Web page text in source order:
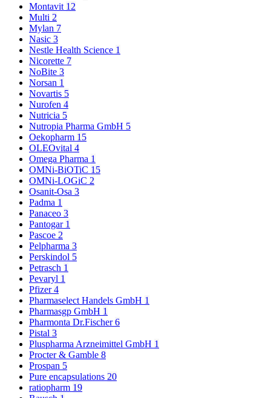
Montavit 12
Multi 2
Mylan 7
Nasic 3
Nestle Health Science 1
Nicorette 7
NoBite 3
Norsan 1
Novartis 5
Nurofen 4
Nutricia 5
Nutropia Pharma GmbH 5
Oekopharm 15
OLEOvital 4
Omega Pharma 1
OMNi-BiOTiC 15
OMNi-LOGiC 2
Osanit-Osa 3
Padma 1
Panaceo 3
Pantogar 1
Pascoe 2
Pelpharma 3
Perskindol 5
Petrasch 1
Pevaryl 1
Pfizer4
Pharmaselect Handels GmbH 1
Pharmasgp GmbH 1
Pharmonta Dr.Fischer6
Pistal 3
Pluspharma Arzneimittel GmbH 1
Procter & Gamble 8
Prospan 5
Pure encapsulations 20
ratiopharm 19